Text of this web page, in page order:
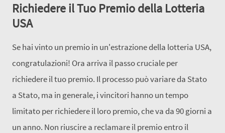
Richiedere il Tuo Premio della Lotteria
USA
Se hai vinto un premio in un'estrazione della lotteria USA,
congratulazioni! Ora arriva il passo cruciale per
richiedere il tuo premio. Il processo può variare da Stato
a Stato, ma in generale, i vincitori hanno un tempo
limitato per richiedere il loro premio, che va da 90 giorni a
un anno. Non riuscire a reclamare il premio entro il